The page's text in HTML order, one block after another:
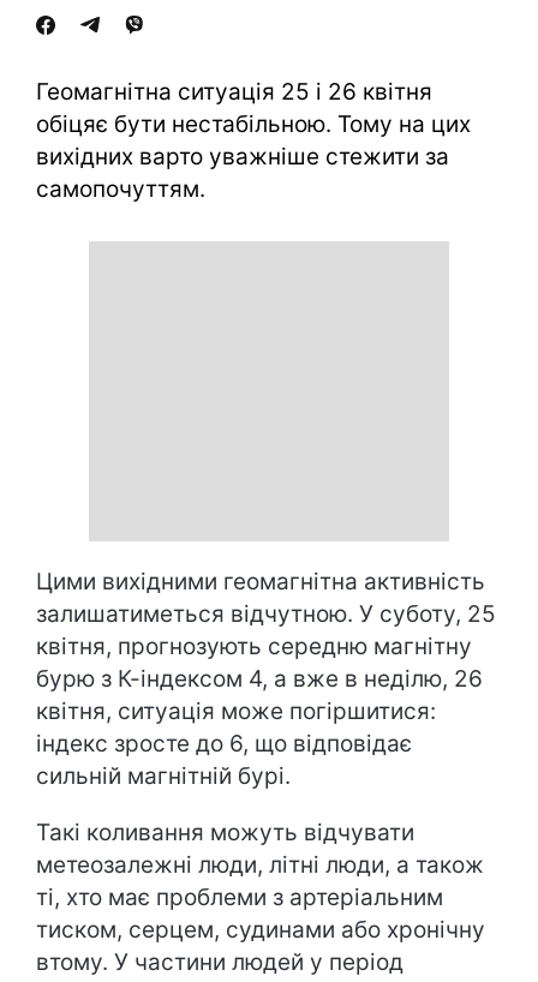
Геомагнітна ситуація 25 і 26 квітня
обіцяє бути нестабільною. Тому на цих
вихідних варто уважніше стежити за
самопочуттям.
Цими вихідними геомагнітна активність
залишатиметься відчутною. У суботу, 25
квітня, прогнозують середню магнітну
бурю з К-індексом 4, а вже в неділю, 26
квітня, ситуація може погіршитися:
індекс зросте до 6, що відповідає
сильній магнітній бурі.
Такі коливання можуть відчувати
метеозалежні люди, літні люди, а також
ті, хто має проблеми з артеріальним
тиском, серцем, судинами або хронічну
втому. У частини людей у період